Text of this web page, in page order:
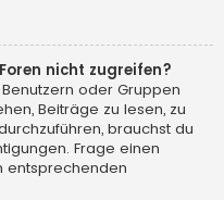
nicht zugreifen?
oder Gruppen
Beiträge zu lesen, zu
brauchst du
Frage einen
entsprechenden